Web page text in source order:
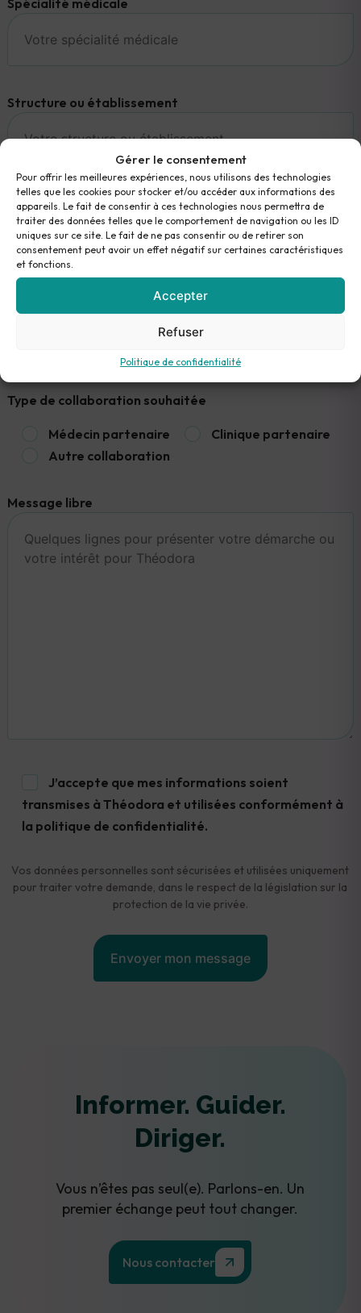
Gérer le consentement
Pour offrir les meilleures expériences, nous utilisons des technologies
telles que les cookies pour stocker et/ou accéder aux informations des
appareils. Le fait de consentir à ces technologies nous permettra de
traiter des données telles que le comportement de navigation ou les ID
uniques sur ce site. Le fait de ne pas consentir ou de retirer son
consentement peut avoir un effet négatif sur certaines caractéristiques
et fonctions.
Accepter
Refuser
Politique de confidentialité
Structure ou établissement
Ville
Type de collaboration souhaitée
Médecin partenaire
Clinique partenaire
Autre collaboration
Message libre
J’accepte que mes informations soient
transmises à Théodora et utilisées conformément à
la politique de confidentialité.
Vos données personnelles sont sécurisées et utilisées uniquement
pour traiter votre demande, dans le respect de la législation sur la
protection de la vie privée.
Informer. Guider.
Diriger.
Vous n’êtes pas seul(e). Parlons-en. Un
premier échange peut tout changer.
Nous contacter